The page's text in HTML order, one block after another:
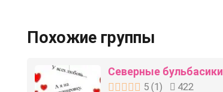
Похожие группы
Северные бульбасики
5 (1 ) 422